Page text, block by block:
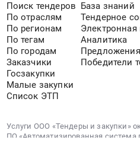
Поиск тендеров
По отраслям
По регионам
По тегам
По городам
Заказчики
Госзакупки
Малые закупки
Список ЭТП
База знаний
Тендерное
Электронная
Аналитика
Победители
Услуги ООО «Тендеры и закупки»
ПО «Автоматизированная система